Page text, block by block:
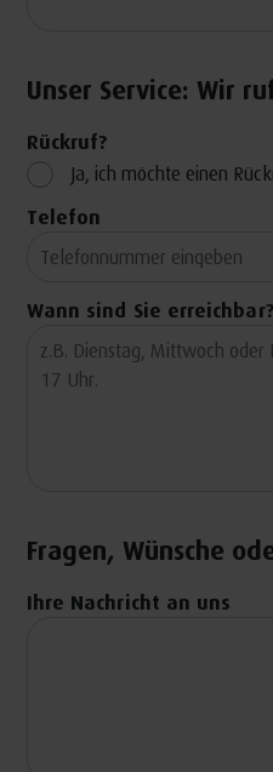
Unser Service: Wir
Rückruf?
Ja, ich möchte einen
Telefon
Wann sind Sie erreichbar?
Fragen, Wünsche
Ihre Nachricht an uns